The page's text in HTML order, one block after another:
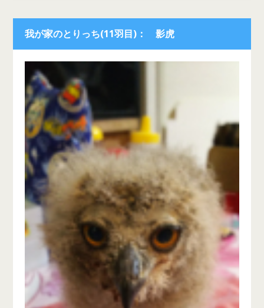
我が家のとりっち(11羽目)： 影虎